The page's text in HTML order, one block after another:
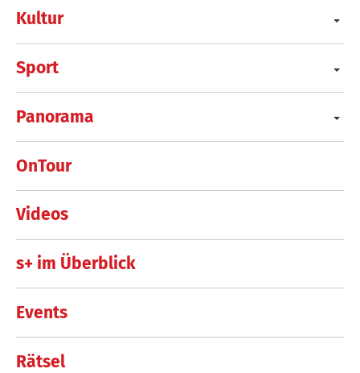
Kultur
Sport
Panorama
OnTour
Videos
s+ im Überblick
Events
Rätsel